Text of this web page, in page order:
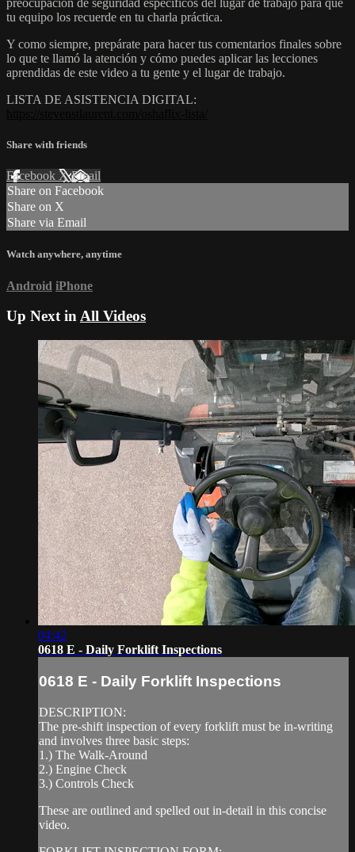
preocupación de seguridad específicos del lugar de trabajo para que
tu equipo los recuerde en tu charla práctica.
Y como siempre, prepárate para hacer tus comentarios finales sobre
lo que te llamó la atención y cómo puedes aplicar las lecciones
aprendidas de este video a tu gente y el lugar de trabajo.
LISTA DE ASISTENCIA DIGITAL:
Share with friends
Facebook XEmail
Share on Facebook
Share on X
Share via Email
Watch anywhere, anytime
Android iPhone
Up Next inAll Videos
04:42
0618 E - Daily Forklift Inspections
0618 E - Daily Forklift Inspections
DESCRIPTION:
The pre-shift inspection of every forklift must be in-writing
and involves three basic steps:
1.) The Walk-Around
2.) Engine Check
3.) Controls Check
These are outlined and spelled out in-detail in this concise
video.